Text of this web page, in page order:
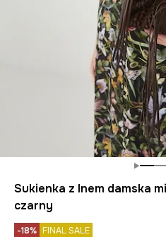
Sukienka z lnem damska
czarny
-18% FINAL SALE